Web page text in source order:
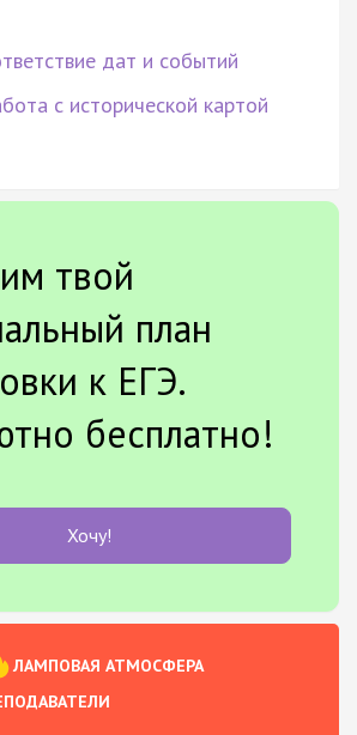
дат и событий
с исторической картой
твой
план
к ЕГЭ.
бесплатно!
Хочу!
ЛАМПОВАЯ АТМОСФЕРА